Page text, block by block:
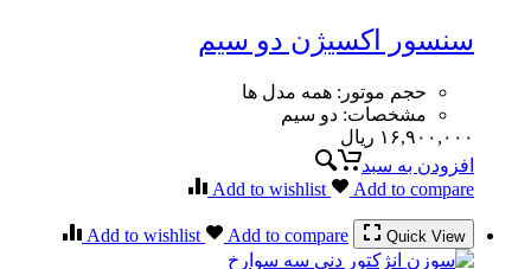
سنسور اکسیژن دو سیم
حجم موتور : همه مدل ها
مشخصات: دو سیم
۱۶,۹۰۰,۰۰۰ ریال
افزودن به سبد
Add to wishlist
Add to compare
Quick View
Add to wishlist Add to compare